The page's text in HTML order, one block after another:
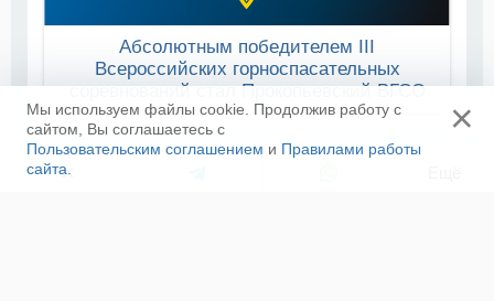
Абсолютным победителем III
Всероссийских горноспасательных
соревнований стал Прокопьевский ВГСО
Мы используем файлы cookie. Продолжив работу с
сайтом, Вы соглашаетесь с
Пользовательским соглашением и Правилами работы
сайта
×